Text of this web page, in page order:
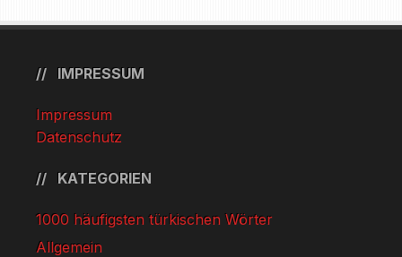
IMPRESSUM
Impressum
Datenschutz
KATEGORIEN
1000 häufigsten türkischen Wörter
Allgemein